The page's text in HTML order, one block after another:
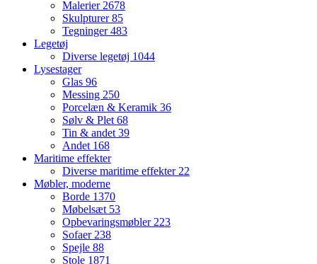
Malerier2678
Skulpturer85
Tegninger483
Legetøj
Diverse legetøj 1044
Lysestager
Glas 96
Messing 250
Porcelæn & Keramik 36
Sølv & Plet68
Tin & andet39
Andet 168
Maritime effekter
Diverse maritime effekter22
Møbler, moderne
Borde 1370
Møbelsæt 53
Opbevaringsmøbler223
Sofaer238
Spejle 88
Stole 1871